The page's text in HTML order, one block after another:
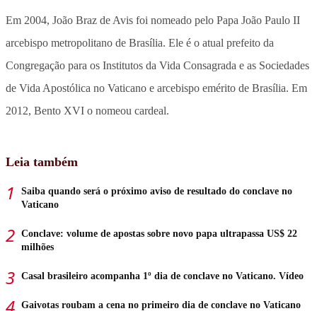
Em 2004, João Braz de Avis foi nomeado pelo Papa João Paulo II
arcebispo metropolitano de Brasília. Ele é o atual prefeito da
Congregação para os Institutos da Vida Consagrada e as Sociedades
de Vida Apostólica no Vaticano e arcebispo emérito de Brasília. Em
2012, Bento XVI o nomeou cardeal.
Leia também
Saiba quando será o próximo aviso de resultado do conclave no
Vaticano
Conclave: volume de apostas sobre novo papa ultrapassa US$ 22
milhões
Casal brasileiro acompanha 1º dia de conclave no Vaticano. Vídeo
Gaivotas roubam a cena no primeiro dia de conclave no Vaticano